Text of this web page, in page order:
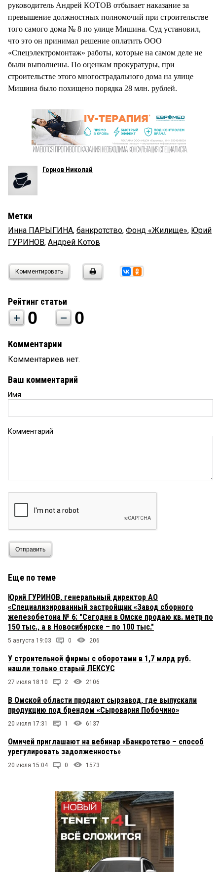
руководитель Андрей КОТОВ отбывает наказание за
превышение должностных полномочий при строительстве
того самого дома № 8 по улице Мишина. Суд установил,
что это он принимал решение оплатить ООО
«Спецэлектромонтаж» работы, которые на самом деле не
были выполнены. По оценкам прокуратуры, при
строительстве этого многострадального дома на улице
Мишина было похищено порядка 28 млн. рублей.
Горнов Николай
Метки
Инна ПАРЫГИНА, банкротство, Фонд «Жилище», Юрий
ГУРИНОВ, Андрей Котов
Комментировать
Рейтинг статьи
0 0
Комментарии
Комментариев нет.
Ваш комментарий
Имя
Комментарий
Отправить
Еще по теме
Юрий ГУРИНОВ, генеральный директор АО
«Специализированный застройщик «Завод сборного
железобетона № 6: "Сегодня в Омске продаю кв. метр по
150 тыс., а в Новосибирске – по 100 тыс."
5 августа 19:03 0 206
У строительной фирмы с оборотами в 1,7 млрд руб.
нашли только старый ЛЕКСУС
27 июля 18:10 2 2106
В Омской области продают сырзавод, где выпускали
продукцию под брендом «Сыроварня Побочино»
20 июля 17:31 1 6137
Омичей приглашают на вебинар «Банкротство – способ
урегулировать задолженность»
20 июля 15:04 0 1573